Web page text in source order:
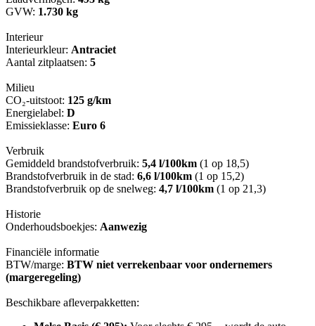
GVW: 1.730 kg
Interieur
Interieurkleur: Antraciet
Aantal zitplaatsen: 5
Milieu
CO₂-uitstoot: 125 g/km
Energielabel: D
Emissieklasse: Euro 6
Verbruik
Gemiddeld brandstofverbruik: 5,4 l/100km (1 op 18,5)
Brandstofverbruik in de stad: 6,6 l/100km (1 op 15,2)
Brandstofverbruik op de snelweg: 4,7 l/100km (1 op 21,3)
Historie
Onderhoudsboekjes: Aanwezig
Financiële informatie
BTW/marge: BTW niet verrekenbaar voor ondernemers
(margeregeling)
Beschikbare afleverpakketten: